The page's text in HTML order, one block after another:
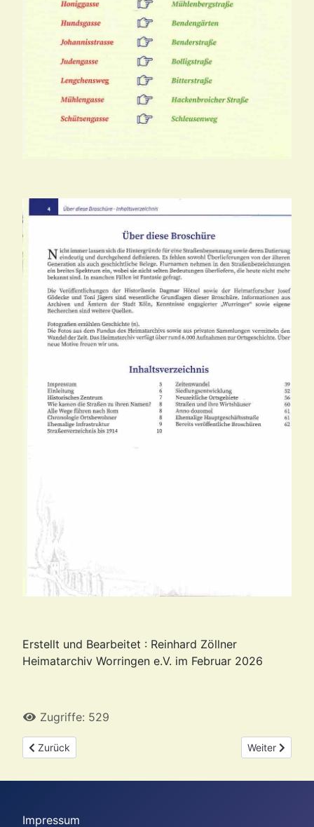
Erstellt und Bearbeitet : Reinhard Zöllner
Heimatarchiv Worringen e.V. im Februar 2026
Zugriffe: 529
Vorheriger Beitrag: Broschüre : St.-Tönnis-Straße
Zurück Nächster
Weiter
Impressum